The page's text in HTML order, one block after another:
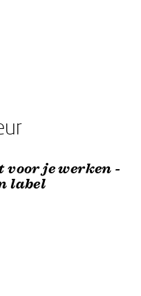
je werken -
label